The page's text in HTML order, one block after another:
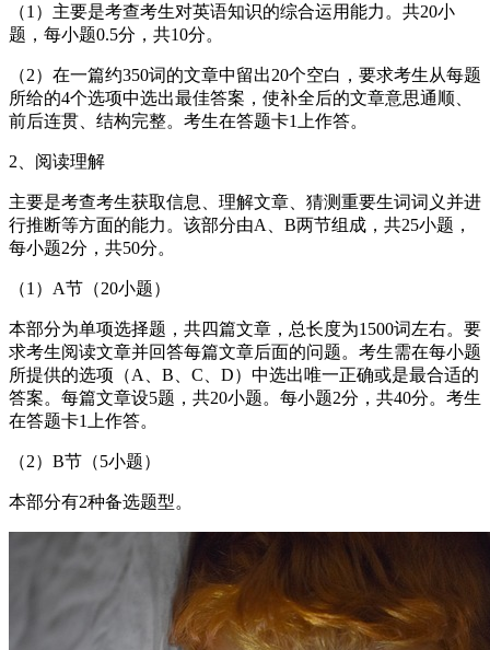
（1）主要是考查考生对英语知识的综合运用能力。共20小
题，每小题0.5分，共10分。
（2）在一篇约350词的文章中留出20个空白，要求考生从每题
所给的4个选项中选出最佳答案，使补全后的文章意思通顺、
前后连贯、结构完整。考生在答题卡1上作答。
2、阅读理解
主要是考查考生获取信息、理解文章、猜测重要生词词义并进
行推断等方面的能力。该部分由A、B两节组成，共25小题，
每小题2分，共50分。
（1）A节（20小题）
本部分为单项选择题，共四篇文章，总长度为1500词左右。要
求考生阅读文章并回答每篇文章后面的问题。考生需在每小题
所提供的选项（A、B、C、D）中选出唯一正确或是最合适的
答案。每篇文章设5题，共20小题。每小题2分，共40分。考生
在答题卡1上作答。
（2）B节（5小题）
本部分有2种备选题型。